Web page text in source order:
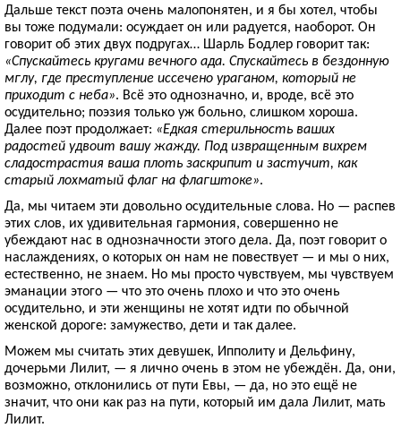
Дальше текст поэта очень малопонятен, и я бы хотел, чтобы
вы тоже подумали: осуждает он или радуется, наоборот. Он
говорит об этих двух подругах… Шарль Бодлер говорит так:
«Спускайтесь кругами вечного ада. Спускайтесь в бездонную
мглу, где преступление иссечено ураганом, который не
приходит с неба». Всё это однозначно, и, вроде, всё это
осудительно; поэзия только уж больно, слишком хороша.
Далее поэт продолжает: «Едкая стерильность ваших
радостей удвоит вашу жажду. Под извращенным вихрем
сладострастия ваша плоть заскрипит и застучит, как
старый лохматый флаг на флагштоке».
Да, мы читаем эти довольно осудительные слова. Но — распев
этих слов, их удивительная гармония, совершенно не
убеждают нас в однозначности этого дела. Да, поэт говорит о
наслаждениях, о которых он нам не повествует — и мы о них,
естественно, не знаем. Но мы просто чувствуем, мы чувствуем
эманации этого — что это очень плохо и что это очень
осудительно, и эти женщины не хотят идти по обычной
женской дороге: замужество, дети и так далее.
Можем мы считать этих девушек, Ипполиту и Дельфину,
дочерьми Лилит, — я лично очень в этом не убеждён. Да, они,
возможно, отклонились от пути Евы, — да, но это ещё не
значит, что они как раз на пути, который им дала Лилит, мать
Лилит.